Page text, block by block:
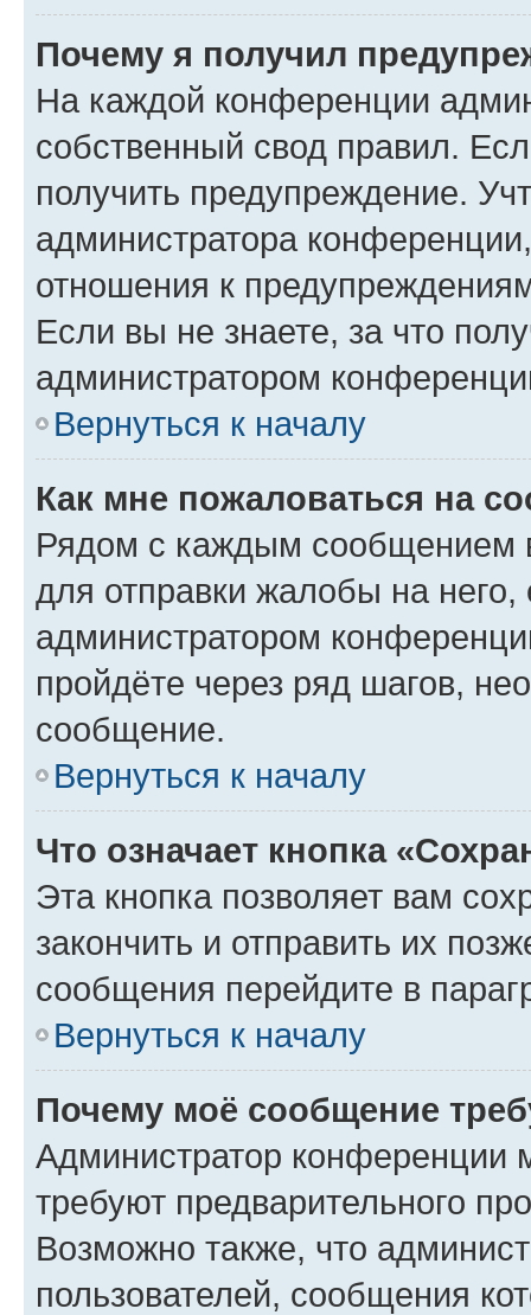
Почему я получил
На каждой конференции
собственный свод правил.
получить предупреждение.
администратора
отношения к
Если вы не знаете, за что
администратором
Вернуться к началу
Как мне пожаловаться на
Рядом с каждым сообщением
для отправки жалобы на
администратором
пройдёте через ряд шагов,
сообщение.
Вернуться к началу
Что означает кнопка
Эта кнопка позволяет вам
закончить и отправить их
сообщения перейдите в
Вернуться к началу
Почему моё сообщение
Администратор конференции
требуют предварительного
Возможно также, что
пользователей, сообщения